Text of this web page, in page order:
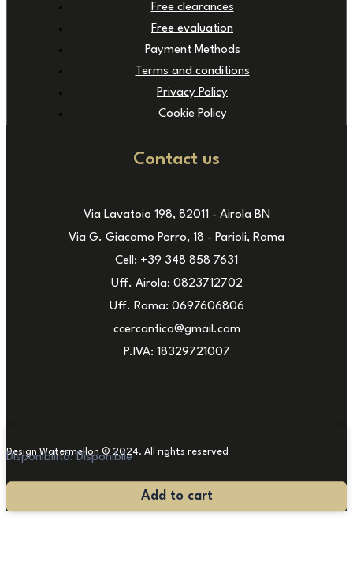
Free clearances
Free evaluation
Payment Methods
Terms and conditions
Privacy Policy
Cookie Policy
Contact us
Via Lavatoio 198, 82011 - Airola BN
Via G. Giacomo Porro, 18 - Parioli, Roma
Cell: +39 348 858 7631
Uff. Airola: 0823712702
Uff. Roma: 0697606806
ccercantico@gmail.com
P.IVA: 18329721007
Design Watermellon © 2024. All rights reserved
Disponibilità: Disponibile
Scrivania
Add to cart